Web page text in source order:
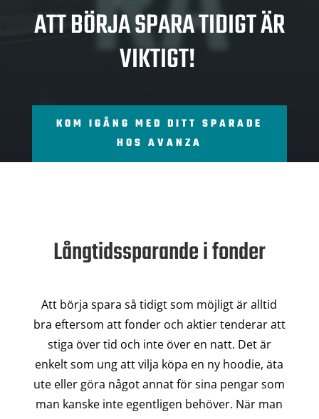
ATT BÖRJA SPARA TIDIGT ÄR
VIKTIGT!
KOM IGÅNG MED DITT SPARADE
HOS AVANZA
Långtidssparande i fonder
Att börja spara så tidigt som möjligt är alltid
bra eftersom att fonder och aktier tenderar att
stiga över tid och inte över en natt. Det är
enkelt som ung att vilja köpa en ny hoodie, äta
ute eller göra något annat för sina pengar som
man kanske inte egentligen behöver. När man